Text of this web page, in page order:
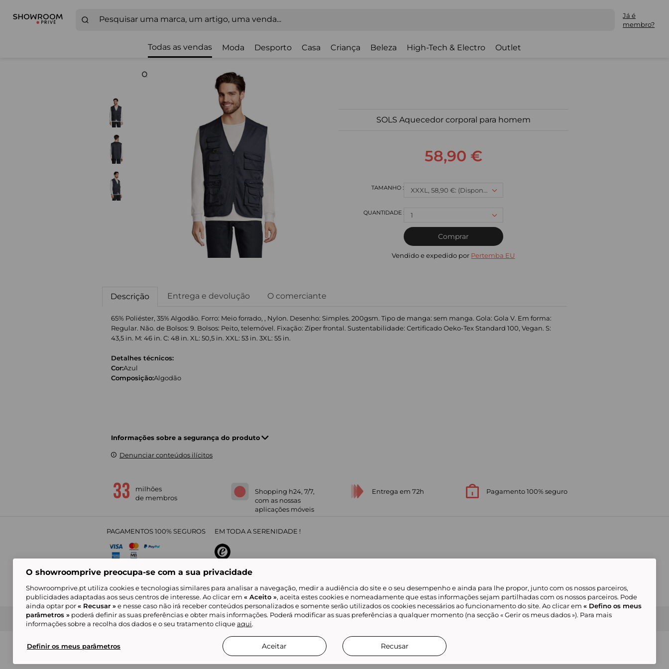
Já é
membro?
Todas as vendas Moda Desporto Casa Criança Beleza High-Tech & Electro Outlet
SOLS Aquecedor corporal para homem
58,90 €
XXXL, 58,90 €: (Disponível)
1
Comprar
Vendido e expedido por Pertemba EU
Descrição Entrega e devolução O comerciante
65% Poliéster, 35% Algodão. Forro: Meio forrado, , Nylon. Desenho: Simples. 200gsm. Tipo de manga: sem manga. Gola: Gola V. Em forma:
Regular. Não. de Bolsos: 9. Bolsos: Peito, telemóvel. Fixação: Zíper frontal. Sustentabilidade: Certificado Oeko-Tex Standard 100, Vegan. S:
43,5 in. M: 46 in. C: 48 in. XL: 50,5 in. XXL: 53 in. 3XL: 55 in.
Detalhes técnicos:
Cor:Azul
Composição:Algodão
Informações sobre a segurança do produto
Denunciar conteúdos ilícitos
milhões
de membros
Shopping h24, 7/7,
com as nossas
aplicações móveis
Entrega em 72h Pagamento 100% seguro
PAGAMENTOS 100% SEGUROS EM TODA A SERENIDADE !
4,31/5 sobre
Condições Gerais de Venda Política de Confidencialidade Livro de Reclamações Showroomprive group Ajuda e Contacto Gerir os meus cookies
Condições Gerais
de Marketplace
Alguns visuais são gerados com inteligência artificial
© Showroomprive.pt 2026
O showroomprive preocupa-se com a sua privacidade
Showroomprive.pt utiliza cookies e tecnologias similares para analisar a navegação, medir a audiência do site e o seu desempenho e ainda para lhe propor, junto com os nossos parceiros,
publicidades adaptadas aos seus centros de interesse. Ao clicar em « Aceito », aceita estes cookies e nomeadamente que estas informações sejam partilhadas com os nossos parceiros. Pode
ainda optar por« Recusar »e nesse caso não irá receber conteúdos personalizados e somente serão utilizados os cookies necessários ao funcionamento do site. Ao clicar em « Defino os meus
parâmetros » poderá definir as suas preferências e obter mais informações. Poderá modificar as suas preferências a qualquer momento (na secção « Gerir os meus dados »). Para mais
informações sobre a recolha dos dados e o seu tratamento cliqueaqui.
Definir os meus parâmetros Aceitar Recusar